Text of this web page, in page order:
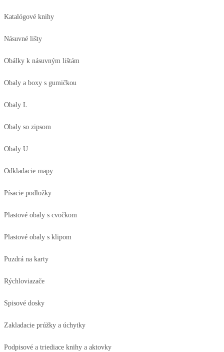
Katalógové knihy
Násuvné lišty
Obálky k násuvným lištám
Obaly a boxy s gumičkou
Obaly L
Obaly so zipsom
Obaly U
Odkladacie mapy
Písacie podložky
Plastové obaly s cvočkom
Plastové obaly s klipom
Puzdrá na karty
Rýchloviazače
Spisové dosky
Zakladacie prúžky a úchytky
Podpisové a triediace knihy a aktovky